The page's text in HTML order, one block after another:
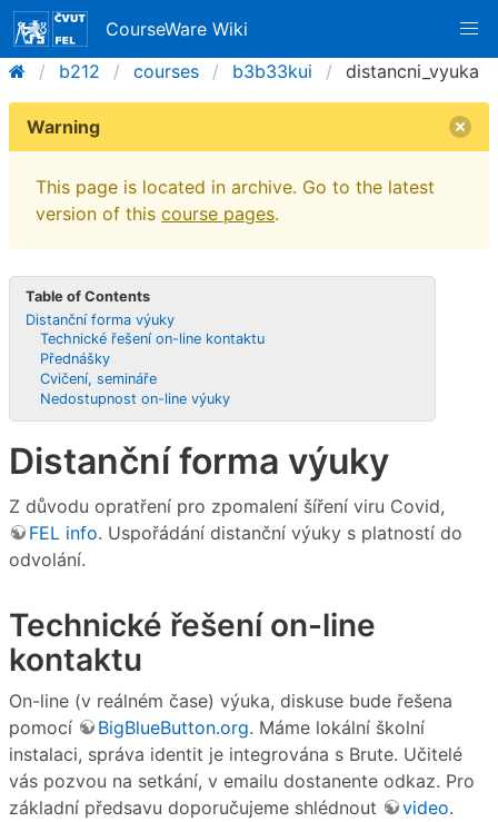
CourseWare Wiki
b212
courses b3b33kui distancni_vyuka
Warning
This page is located in archive. Go to the latest
version of this course pages.
Table of Contents
Distanční forma výuky
Technické řešení on-line kontaktu
Přednášky
Cvičení, semináře
Nedostupnost on-line výuky
Distanční forma výuky
Z důvodu opratření pro zpomalení šíření viru Covid,
FEL info. Uspořádání distanční výuky s platností do
odvolání.
Technické řešení on-line
kontaktu
On-line (v reálném čase) výuka, diskuse bude řešena
pomocí
BigBlueButton.org. Máme lokální školní
instalaci, správa identit je integrována s Brute. Učitelé
vás pozvou na setkání, v emailu dostanente odkaz. Pro
základní předsavu doporučujeme shlédnout
video.